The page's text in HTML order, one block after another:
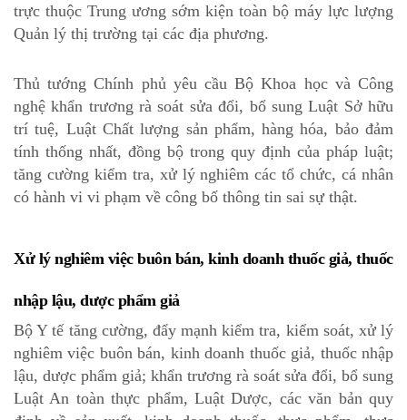
trực thuộc Trung ương sớm kiện toàn bộ máy lực lượng
Quản lý thị trường tại các địa phương.
Thủ tướng Chính phủ yêu cầu Bộ Khoa học và Công
nghệ khẩn trương rà soát sửa đổi, bổ sung Luật Sở hữu
trí tuệ, Luật Chất lượng sản phẩm, hàng hóa, bảo đảm
tính thống nhất, đồng bộ trong quy định của pháp luật;
tăng cường kiểm tra, xử lý nghiêm các tổ chức, cá nhân
có hành vi vi phạm về công bố thông tin sai sự thật.
Xử lý nghiêm việc buôn bán, kinh doanh thuốc giả, thuốc
nhập lậu, dược phẩm giả
Bộ Y tế tăng cường, đẩy mạnh kiểm tra, kiểm soát, xử lý
nghiêm việc buôn bán, kinh doanh thuốc giả, thuốc nhập
lậu, dược phẩm giả; khẩn trương rà soát sửa đổi, bổ sung
Luật An toàn thực phẩm, Luật Dược, các văn bản quy